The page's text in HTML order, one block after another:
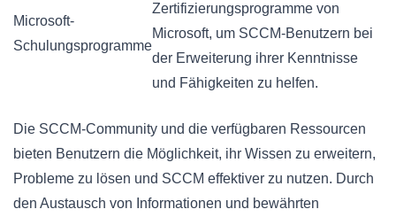
Microsoft-
Schulungsprogramme
Zertifizierungsprogramme von
Microsoft, um SCCM-Benutzern bei
der Erweiterung ihrer Kenntnisse
und Fähigkeiten zu helfen.
Die SCCM-Community und die verfügbaren Ressourcen
bieten Benutzern die Möglichkeit, ihr Wissen zu erweitern,
Probleme zu lösen und SCCM effektiver zu nutzen. Durch
den Austausch von Informationen und bewährten